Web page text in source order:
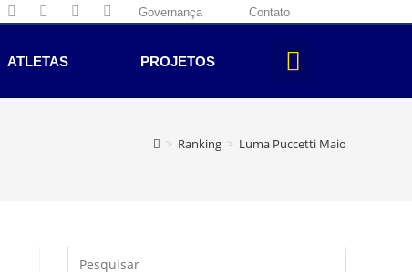
Governança Contato
ATLETAS PROJETOS
> Ranking > Luma Puccetti Maio